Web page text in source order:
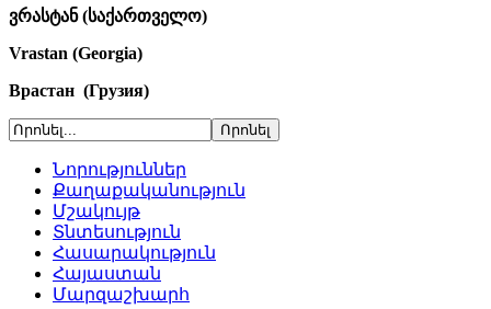
ვრასტან (საქართველო)
Vrastan (Georgia)
Врастан (Грузия)
Նորություններ
Քաղաքականություն
Մշակույթ
Տնտեսություն
Հասարակություն
Հայաստան
Մարզաշխարհ